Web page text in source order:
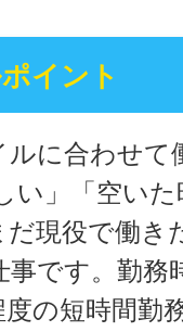
イント
に合わせて
い」「空い
現役で働き
です。勤務
の短時間勤